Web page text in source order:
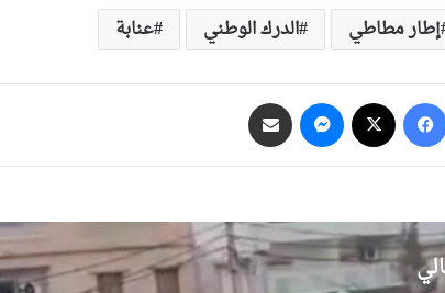
إطار مطاطي الدرك الوطني عنابة
فيسبوك ماسنجر